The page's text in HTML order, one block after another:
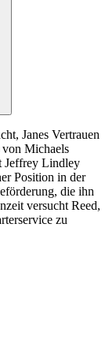
Janes Vertrauen
von Michaels
Jeffrey Lindley
Position in der
die ihn
versucht Reed,
zu